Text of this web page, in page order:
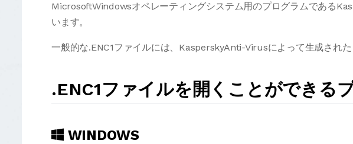
MicrosoftWindowsオペレーティングシステム用のプログラムである
います。
一般的な.ENC1ファイルには、KasperskyAnti-Virusによって生成された
.ENC1ファイルを開くことができる
WINDOWS